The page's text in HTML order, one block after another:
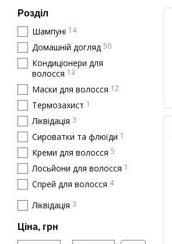
Розділ
Шампуні 14
Домашній догляд 50
Кондиціонери для
волосся 13
Маски для волосся 12
Термозахист 1
Ліквідація 3
Сироватки та флюїди 1
Креми для волосся 5
Лосьйони для волосся 1
Спрей для волосся 4
Ліквідація 3
Ціна, грн